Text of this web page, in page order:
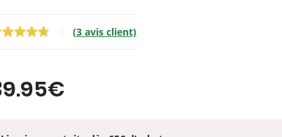
(3avis client)
€